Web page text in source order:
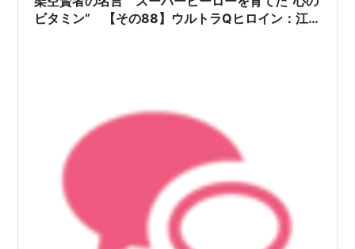
ビタミン” 【その88】ウルトラQヒロイン：江